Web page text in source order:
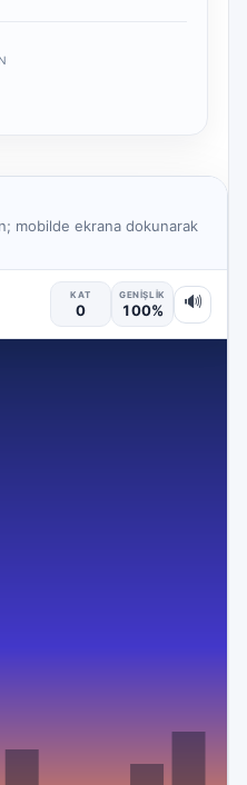
mobilde ekrana dokunarak